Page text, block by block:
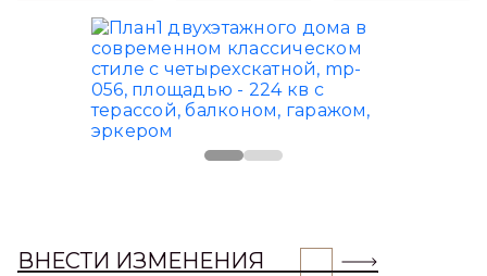
ВНЕСТИ ИЗМЕНЕНИЯ